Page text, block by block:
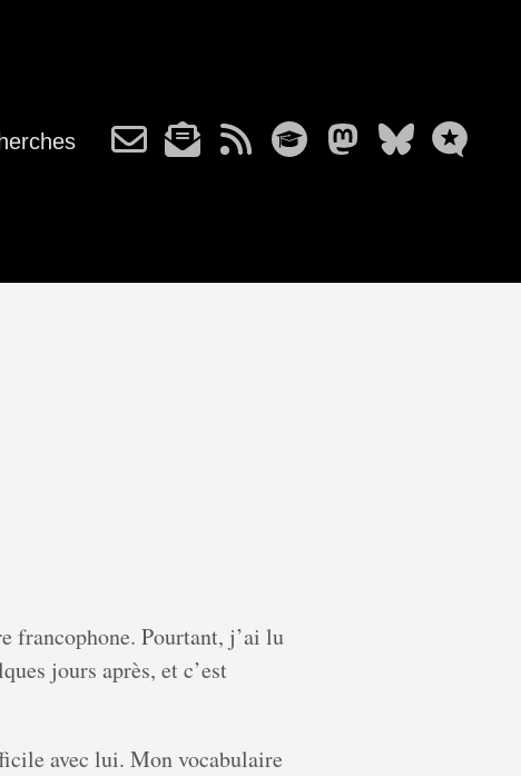
francophone. Pourtant, j’ai lu
jours après, et c’est
avec lui. Mon vocabulaire